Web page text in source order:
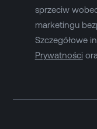
sprzeciw
marketingu
Szczegółowe
Prywatności